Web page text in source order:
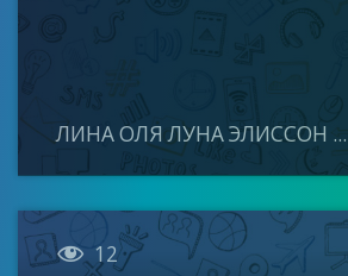
ЛИНА ОЛЯ ЛУНА ЭЛИССОН ...
 12